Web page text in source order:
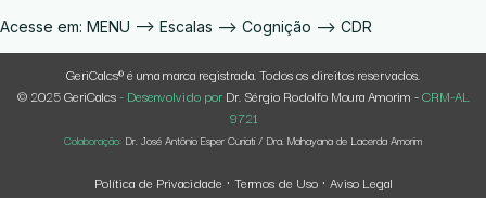
Acesse em: MENU –> Escalas –> Cognição –> CDR
GeriCalcs® é uma marca registrada. Todos os direitos reservados.
© 2025 GeriCalcs- Desenvolvido por Dr. Sérgio Rodolfo Moura Amorim -CRM-AL
9721
Colaboração: Dr. José Antônio Esper Curiati / Dra. Mahayana de Lacerda Amorim
Política de Privacidade · Termos de Uso· Aviso Legal